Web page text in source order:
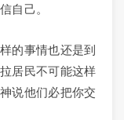
自己。
的事情也还是到
居民不可能这样
说他们必把你交